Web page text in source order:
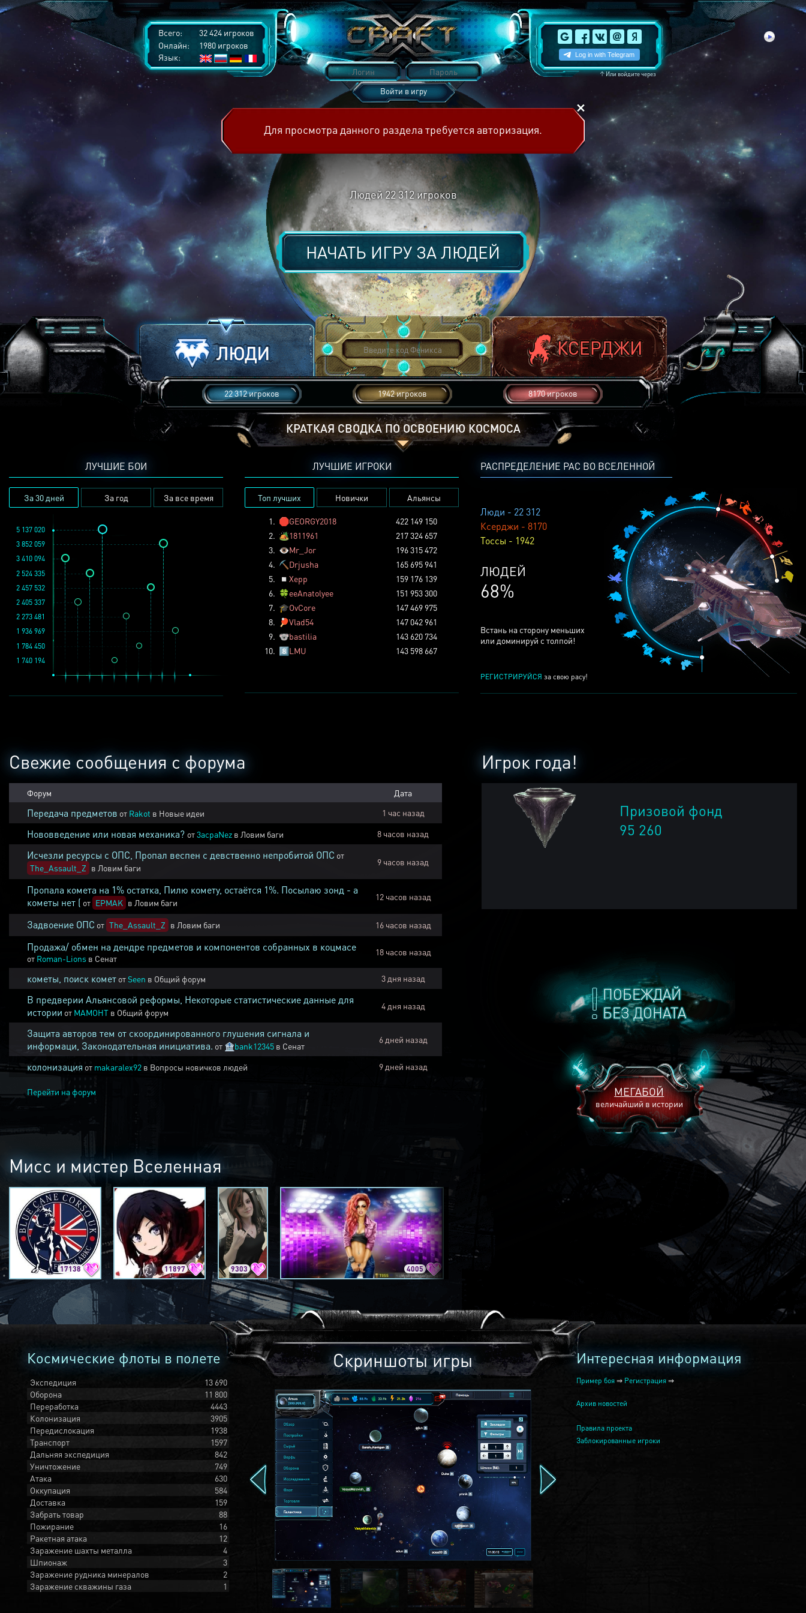
Всего:
32 424 игроков
Онлайн:
1980 игроков
Язык:
↑Или войдите через
Войти в игру
Для просмотра данного раздела требуется авторизация.
Людей 22 312игроков
НАЧАТЬ ИГРУ ЗАЛЮДЕЙ
22 312 игроков 1942 игроков 8170 игроков
КРАТКАЯ СВОДКА ПО ОСВОЕНИЮ КОСМОСА
РАСПРЕДЕЛЕНИЕ РАС ВО ВСЕЛЕННОЙ
Люди - 22 312
Ксерджи - 8170
Тоссы - 1942
КСЕРДЖЕЙ
25%
Встань на сторону меньших
или доминируй с толпой!
РЕГИСТРИРУЙСЯ за свою расу!
ЛУЧШИЕ БОИ
За 30 дней За год За все время
1 936 969
3 852 059
2 457 532
1 784 450
2 273 481
1 740 194
5 137 020
2 524 335
2 405 337
3 410 094
ЛУЧШИЕ ИГРОКИ
Топ лучших Новички Альянсы
1. 🛑GEORGY2018
422 149 150
2. 🏕️1811961
217 324 657
3. 👁️Mr_Jor
196 315 472
4. ⛏️ Drjusha
165 695 941
5.
◽ Xepp
159 176 139
6. 🍀eeAnatolyee
151 953 300
7. 🎓OvCore
147 469 975
8.
🏓Vlad54
147 042 961
9. 🐨bastilia
143 620 734
10. 8️⃣LMU 143 598 667
ПОБЕЖДАЙ
БЕЗ ДОНАТА
МЕГАБОЙ
величайший в истории
Игрок года!
Призовой фонд
95 260
Свежие сообщения с форума
Форум Дата
Передача предметов от Rakot в Новые идеи 1 час назад
Нововведение или новая механика? от3acpaNez в Ловим баги 8 часов назад
Исчезли ресурсы с ОПС, Пропал веспен с девственно непробитой ОПС от
The_Assault_Z в Ловим баги
9 часов назад
Пропала комета на 1% остатка, Пилю комету, остаётся 1%. Посылаю зонд - а
кометы нет ( от EPMAK в Ловим баги
12 часов назад
Задвоение ОПС от The_Assault_Z в Ловим баги 16 часов назад
Продажа/ обмен на дендре предметов и компонентов собранных в коцмасе
от Roman-Lions в Сенат
18 часов назад
кометы, поиск комет отSeen в Общий форум 3 дня назад
В предверии Альянсовой реформы, Некоторые статистические данные для
истории от MAMOHT в Общий форум
4 дня назад
Защита авторов тем от скоординированного глушения сигнала и
информаци, Законодательная инициатива. от 🏦bank12345 в Сенат
6 дней назад
колонизация от makaralex92 в Вопросы новичков людей 9 дней назад
Перейти на форум
Мисс и мистер Вселенная
17138 11897 9303 4005 2240
Космические флоты в полете
Экспедиция
13 690
Оборона
11 800
Переработка
4443
Колонизация
3905
Передислокация
1938
Транспорт
1597
Дальняя экспедиция
842
Уничтожение
749
Атака
630
Оккупация
584
Доставка
159
Забрать товар
88
Пожирание
16
Ракетная атака
12
Заражение шахты металла
4
Шпионаж
3
Заражение рудника минералов
2
Заражение скважины газа
1
Скриншоты игры Интересная информация
Пример боя ⇒ Регистрация ⇒
Архив новостей
Правила проекта
Заблокированные игроки